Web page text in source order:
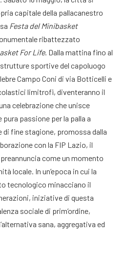
capitale della pallacanestro
Festa del Minibasket
ribattezzato
For Life. Dalla mattina fino al
sportive del capoluogo
Campo Coni di via Botticelli e
limitrofi, diventeranno il
celebrazione che unisce
passione per la palla a
di fine stagione, promossa dalla
con la FIP Lazio, il
come un momento
locale. In un’epoca in cui la
tecnologico minacciano il
iniziative di questa
sociale di prim’ordine,
sana, aggregativa ed